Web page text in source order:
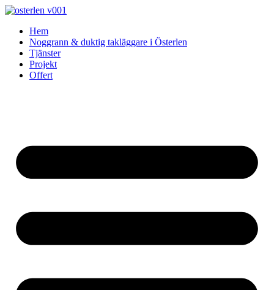
Skip
contentHem
Noggrann & duktig takläggare i Österlen
Tjänster
Projekt
Offert